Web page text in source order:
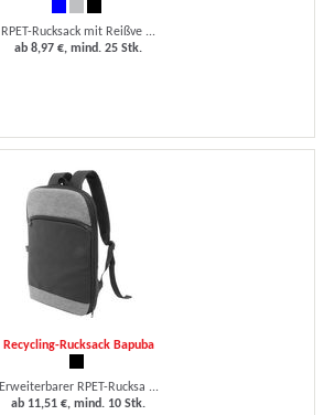
RPET-Rucksack mit Reißve ...
ab 8,97 €, mind. 25 Stk.
Recycling-Rucksack Bapuba
Erweiterbarer RPET-Rucksa ...
ab 11,51 €, mind. 10 Stk.